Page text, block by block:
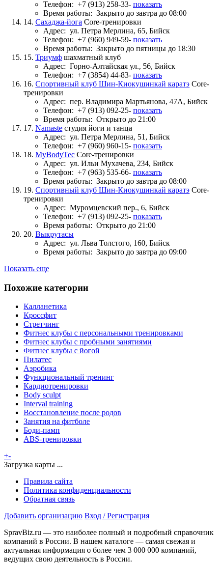
Телефон: +7 (913) 258-33- показать
Время работы: Закрыто до завтра до 08:00
14. Сахаджа-йога Core-тренировки
Адрес: ул. Петра Мерлина, 65, Бийск
Телефон: +7 (960) 949-59- показать
Время работы: Закрыто до пятницы до 18:30
15. Триумф шахматный клуб
Адрес: Горно-Алтайская ул., 56, Бийск
Телефон: +7 (3854) 44-83- показать
16. Спортивный клуб Шин-Киокушинкай каратэ Core-
тренировки
Адрес: пер. Владимира Мартьянова, 47А, Бийск
Телефон: +7 (913) 092-25- показать
Время работы: Открыто до 21:00
17. Namaste студия йоги и танца
Адрес: ул. Петра Мерлина, 51, Бийск
Телефон: +7 (960) 960-15- показать
18. MyBodyTec Core-тренировки
Адрес: ул. Ильи Мухачева, 234, Бийск
Телефон: +7 (963) 535-66- показать
Время работы: Закрыто до завтра до 08:00
19. Спортивный клуб Шин-Киокушинкай каратэ Core-
тренировки
Адрес: Муромцевский пер., 6, Бийск
Телефон: +7 (913) 092-25- показать
Время работы: Открыто до 21:00
20. Выкрутасы
Адрес: ул. Льва Толстого, 160, Бийск
Время работы: Закрыто до завтра до 09:00
Показать еще
Похожие категории
Калланетика
Кроссфит
Стретчинг
Фитнес клубы с персональными тренировками
Фитнес клубы с пробными занятиями
Фитнес клубы с йогой
Пилатес
Аэробика
Функциональный тренинг
Кардиотренировки
Body sculpt
Interval training
Восстановление после родов
Занятия на фитболе
Боди-памп
ABS-тренировки
+-
Загрузка карты ...
Правила сайта
Политика конфиденциальности
Обратная связь
Добавить организацию Вход / Регистрация
SpravBiz.ru — это наиболее полный и подробный справочник
компаний в России. В нашем каталоге — самая свежая и
актуальная информация о более чем 3 000 000 компаний,
ведущих свою деятельность в России.